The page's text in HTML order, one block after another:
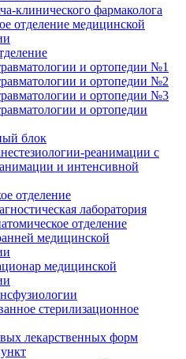
клинического фармаколога
отделение медицинской
и ортопедии №1
и ортопедии №2
и ортопедии №3
и ортопедии
блок
реанимации с
и интенсивной
отделение
лаборатория
отделение
медицинской
медицинской
стерилизационное
лекарственных форм